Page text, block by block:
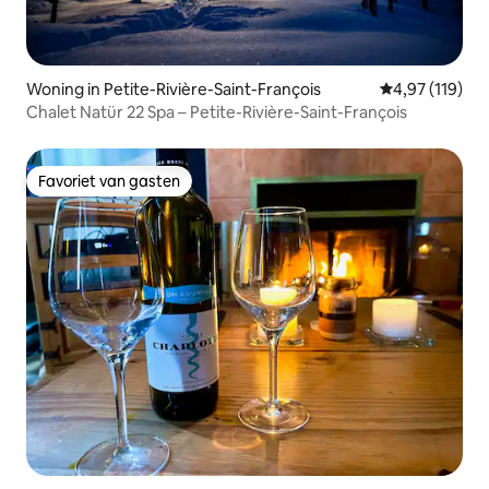
Woning in Petite-Rivière-Saint-François Gemiddelde
4,97 (119)
Chalet Natür 22 Spa – Petite-Rivière-Saint-François
Favoriet van gasten
Favoriet van gasten